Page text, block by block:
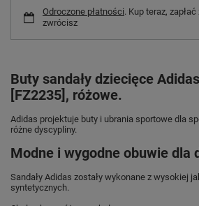
Odroczone płatności. Kup teraz,
zwrócisz
Buty sandały dziecięce
[FZ2235], różowe.
Adidas projektuje buty i ubrania sportowe dla
różne dyscypliny.
Modne i wygodne obuwie dla
Sandały Adidas zostały wykonane z wysokiej
syntetycznych.